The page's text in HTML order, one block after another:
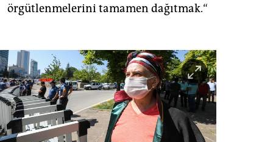
örgütlenmelerini tamamen dağıtmak.“